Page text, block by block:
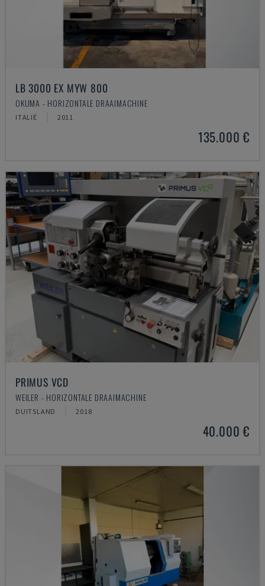
LB 3000 EX MYW 800
OKUMA - HORIZONTALE DRAAIMACHINE
ITALIË 2011
135.000 €
PRIMUS VCD
WEILER - HORIZONTALE DRAAIMACHINE
DUITSLAND 2018
40.000 €